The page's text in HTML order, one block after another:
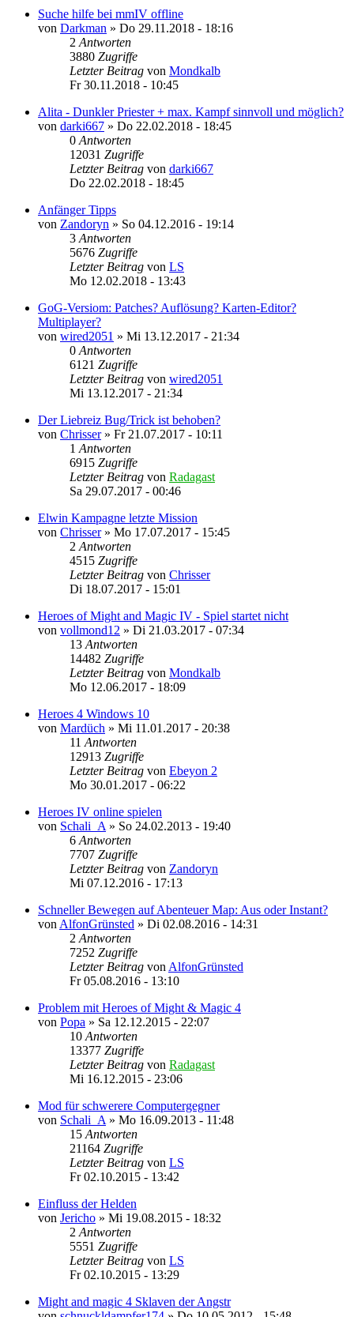
Suche hilfe bei mmIV offline
von Darkman » Do 29.11.2018 - 18:16
2 Antworten
3880 Zugriffe
Letzter Beitrag von Mondkalb
Fr 30.11.2018 - 10:45
Alita - Dunkler Priester + max. Kampf sinnvoll und möglich?
von darki667 » Do 22.02.2018 - 18:45
0 Antworten
12031 Zugriffe
Letzter Beitrag von darki667
Do 22.02.2018 - 18:45
Anfänger Tipps
von Zandoryn » So 04.12.2016 - 19:14
3 Antworten
5676 Zugriffe
Letzter Beitrag von LS
Mo 12.02.2018 - 13:43
GoG-Versiom: Patches? Auflösung? Karten-Editor?
Multiplayer?
von wired2051 » Mi 13.12.2017 - 21:34
0 Antworten
6121 Zugriffe
Letzter Beitrag von wired2051
Mi 13.12.2017 - 21:34
Der Liebreiz Bug/Trick ist behoben?
von Chrisser» Fr 21.07.2017 - 10:11
1 Antworten
6915 Zugriffe
Letzter Beitrag von Radagast
Sa 29.07.2017 - 00:46
Elwin Kampagne letzte Mission
von Chrisser» Mo 17.07.2017 - 15:45
2 Antworten
4515 Zugriffe
Letzter Beitrag von Chrisser
Di 18.07.2017 - 15:01
Heroes of Might and Magic IV - Spiel startet nicht
von vollmond12 » Di 21.03.2017 - 07:34
13 Antworten
14482 Zugriffe
Letzter Beitrag von Mondkalb
Mo 12.06.2017 - 18:09
Heroes 4 Windows 10
von Mardüch » Mi 11.01.2017 - 20:38
11 Antworten
12913 Zugriffe
Letzter Beitrag von Ebeyon 2
Mo 30.01.2017 - 06:22
Heroes IV online spielen
von Schali_A » So 24.02.2013 - 19:40
6 Antworten
7707 Zugriffe
Letzter Beitrag von Zandoryn
Mi 07.12.2016 - 17:13
Schneller Bewegen auf Abenteuer Map: Aus oder Instant?
von AlfonGrünsted » Di 02.08.2016 - 14:31
2 Antworten
7252 Zugriffe
Letzter Beitrag von AlfonGrünsted
Fr 05.08.2016 - 13:10
Problem mit Heroes of Might & Magic 4
von Popa » Sa 12.12.2015 - 22:07
10 Antworten
13377 Zugriffe
Letzter Beitrag von Radagast
Mi 16.12.2015 - 23:06
Mod für schwerere Computergegner
von Schali_A » Mo 16.09.2013 - 11:48
15 Antworten
21164 Zugriffe
Letzter Beitrag von LS
Fr 02.10.2015 - 13:42
Einfluss der Helden
von Jericho » Mi 19.08.2015 - 18:32
2 Antworten
5551 Zugriffe
Letzter Beitrag von LS
Fr 02.10.2015 - 13:29
Might and magic 4 Sklaven der Angstr